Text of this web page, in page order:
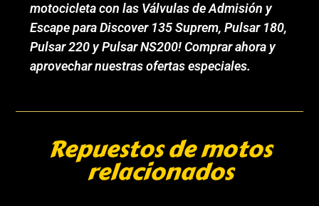
motocicleta con las Válvulas de Admisión y
Escape para Discover 135 Suprem, Pulsar 180,
Pulsar 220 y Pulsar NS200! Comprar ahora y
aprovechar nuestras ofertas especiales.
Repuestos de motos
relacionados